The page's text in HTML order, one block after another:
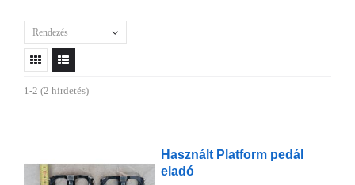
Rendezés
1-2 (2 hirdetés)
Használt Platform pedál
eladó